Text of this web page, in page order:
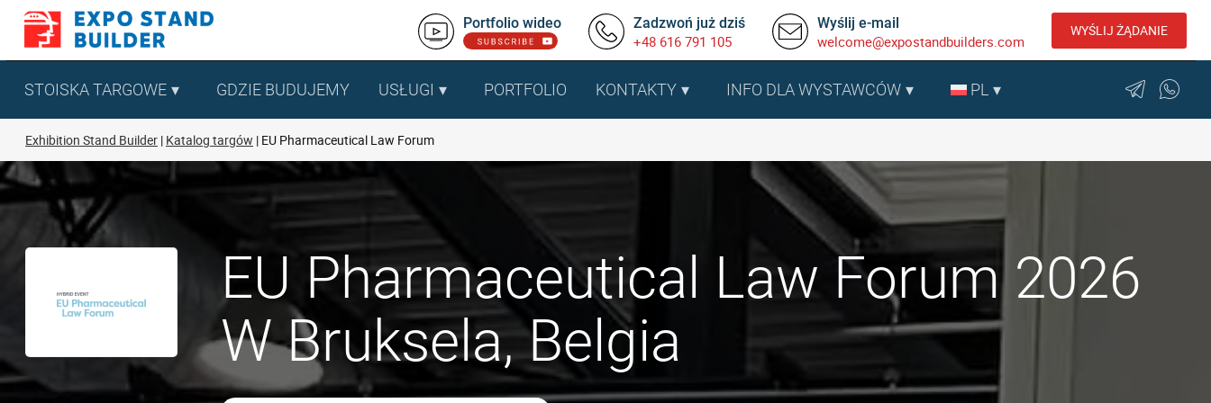
Skip
content
Portfolio wideo Zadzwoń już dziś
+48 616 791 105
Wyślij e-mail
welcome@expostandbuilders.com
WYŚLIJ ŻĄDANIE
STOISKA TARGOWE GDZIE BUDUJEMY USŁUGI PORTFOLIO KONTAKTY INFO DLA WYSTAWCÓW PL
Exhibition Stand Builder Katalog targów EU Pharmaceutical Law Forum
EU Pharmaceutical Law Forum 2026
W Bruksela, Belgia